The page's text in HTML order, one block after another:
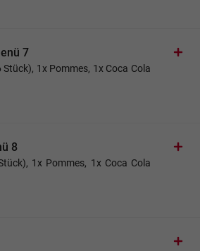
7
1x Pommes, 1x Coca Cola
8
1x Pommes, 1x Coca Cola